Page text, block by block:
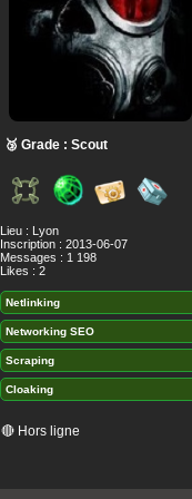
🥉 Grade : Scout
Lieu : Lyon
Inscription : 2013-06-07
Messages : 1 198
Likes : 2
Netlinking
Networking SEO
Scraping
Cloaking
🔴 Hors ligne